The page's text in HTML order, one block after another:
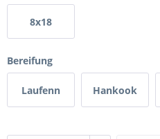
8x18
Bereifung
Laufenn Hankook